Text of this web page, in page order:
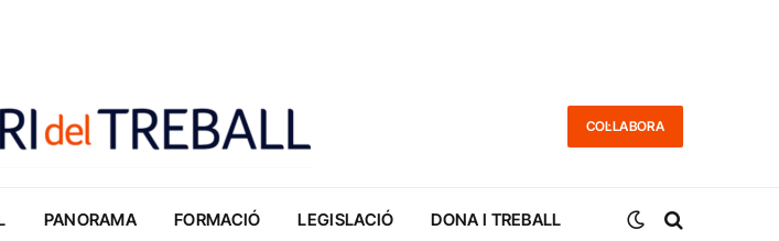
COL·LABORA
PANORAMA FORMACIÓ LEGISLACIÓ DONA I TREBALL